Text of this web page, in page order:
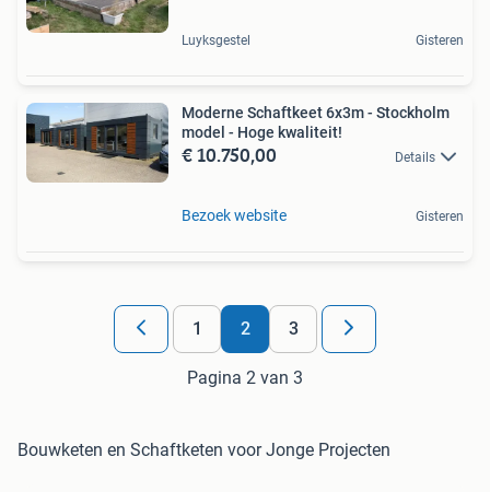
Luyksgestel Gisteren
Moderne Schaftkeet 6x3m - Stockholm
model - Hoge kwaliteit!
€ 10.750,00 Details
Bezoek website Gisteren
1 2 3
Pagina 2 van 3
Bouwketen en Schaftketen voor Jonge Projecten